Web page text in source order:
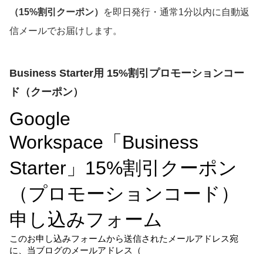
（15%割引クーポン）
を即日発行・通常1分以内に自動返
信メールでお届けします。
Business Starter用 15%割引プロモーションコー
ド（クーポン）